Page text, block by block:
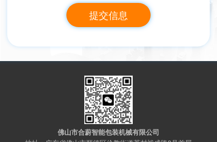
佛山市合蔚智能包装机械有限公司